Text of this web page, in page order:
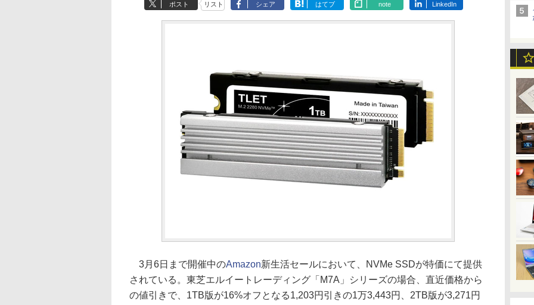
ポスト リスト シェア はてブ note LinkedIn
3月6日まで開催中のAmazon新生活セールにおいて、NVMe SSDが特価にて提供
されている。東芝エルイートレーディング「M7A」シリーズの場合、直近価格から
の値引きで、1TB版が16%オフとなる1,203円引きの1万3,443円、2TB版が3,271円